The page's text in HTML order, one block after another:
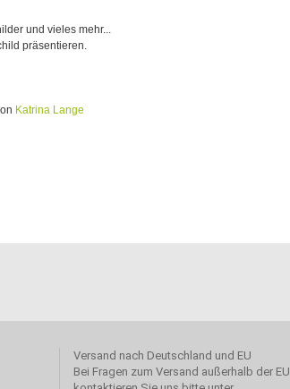
und vieles mehr...
präsentieren.
Katrina Lange
Versand nach Deutschland und EU
Bei Fragen zum Versand außerhalb der EU